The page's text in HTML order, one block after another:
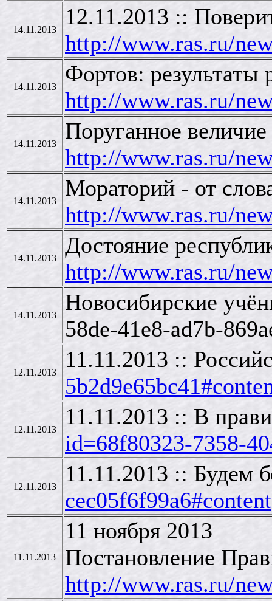
14.11.2013
12.11.2013 ::
http://www.ras.ru/
14.11.2013
Фортов:
http://www.ras.ru/
14.11.2013
Поруганное
http://www.ras.ru/
14.11.2013
Мораторий - от
http://www.ras.ru/
14.11.2013
Достояние
http://www.ras.ru/
14.11.2013
Новосибирские
58de-41e8-ad7b-
12.11.2013
11.11.2013 ::
12.11.2013
11.11.2013 :: В
id=68f80323-7358-
12.11.2013
11.11.2013 :: Будем
cec05f6f99a6#content
11.11.2013
11 ноября 2013
Постановление
http://www.ras.ru/